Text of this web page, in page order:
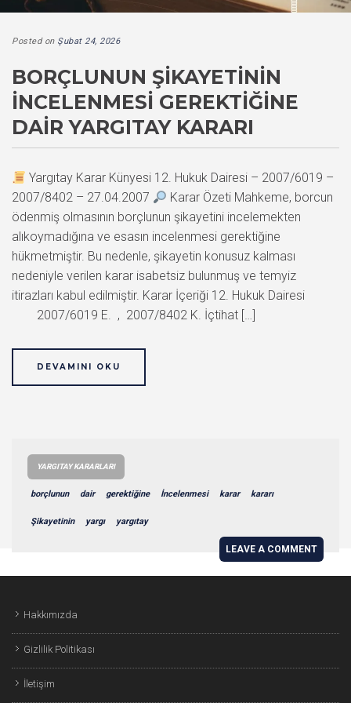
Posted on Şubat 24, 2026
BORÇLUNUN ŞIKAYETININ
İNCELENMESI GEREKTIĞINE
DAIR YARGITAY KARARI
Yargıtay Karar Künyesi 12. Hukuk Dairesi – 2007/6019 –
2007/8402 – 27.04.2007
Karar Özeti Mahkeme, borcun
ödenmiş olmasının borçlunun şikayetini incelemekten
alıkoymadığına ve esasın incelenmesi gerektiğine
hükmetmiştir. Bu nedenle, şikayetin konusuz kalması
nedeniyle verilen karar isabetsiz bulunmuş ve temyiz
itirazları kabul edilmiştir. Karar İçeriği 12. Hukuk Dairesi
2007/6019 E. , 2007/8402 K. İçtihat […]
DEVAMINI OKU
YARGITAY KARARLARI
borçlunun dair gerektiğine İncelenmesi karar kararı
Şikayetinin yargı yargıtay
LEAVE A COMMENT
Hakkımızda
Gizlilik Politikası
İletişim